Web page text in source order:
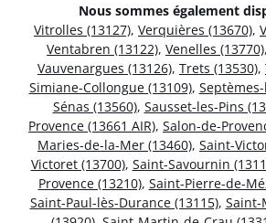
Nous sommes également
Vitrolles (13127), Verquières (13670),
Ventabren (13122), Venelles (13770),
Vauvenargues (13126), Trets (13530),
Simiane-Collongue (13109),
Sénas (13560), Sausset-les-Pins
Provence (13661 AIR), Salon-de-
Maries-de-la-Mer (13460), Saint-
Victoret (13700), Saint-Savournin
Provence (13210), Saint-Pierre-de-
Saint-Paul-lès-Durance (13115), Saint-